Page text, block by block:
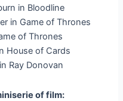
in Bloodline
in Game of Thrones
of Thrones
House of Cards
Ray Donovan
of film: